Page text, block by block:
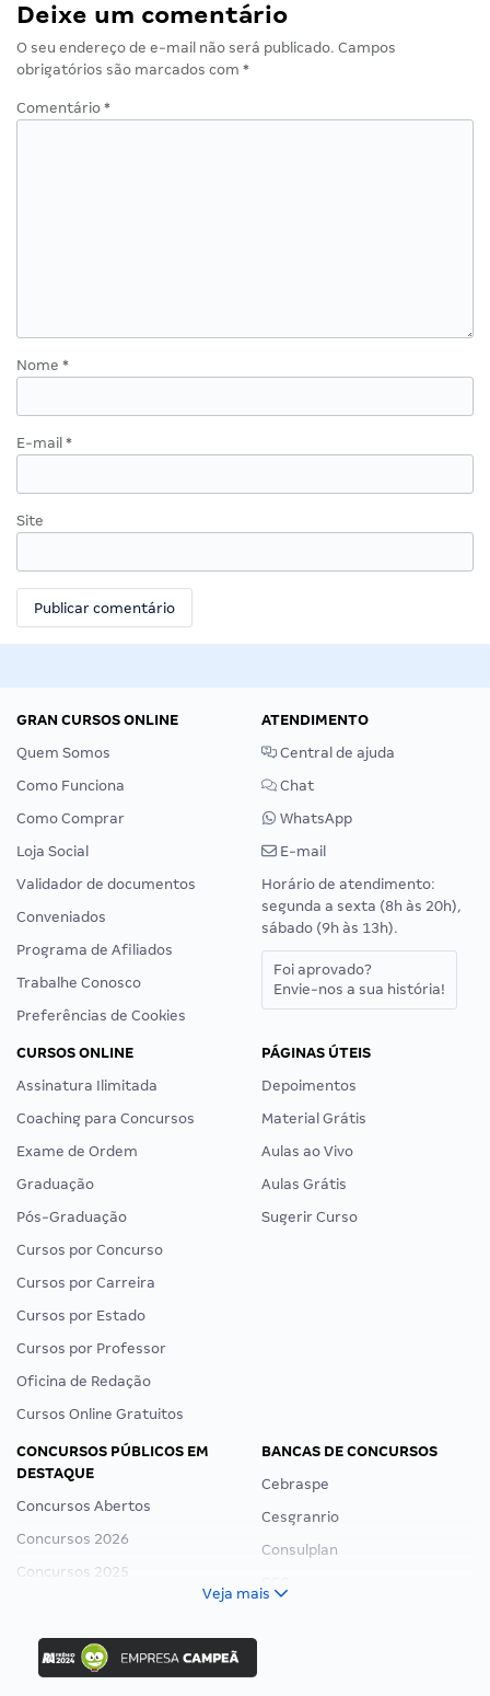
Deixe um comentário
O seu endereço de e-mail não será publicado. Campos
obrigatórios são marcados com *
Comentário *
Nome *
E-mail *
Site
GRAN CURSOS ONLINE
Quem Somos
Como Funciona
Como Comprar
Loja Social
Validador de documentos
Conveniados
Programa de Afiliados
Trabalhe Conosco
Preferências de Cookies
ATENDIMENTO
Central de ajuda
Chat
WhatsApp
E-mail
Horário de atendimento:
segunda a sexta (8h às 20h),
sábado (9h às 13h).
Foi aprovado?
Envie-nos a sua história!
CURSOS ONLINE
Assinatura Ilimitada
Coaching para Concursos
Exame de Ordem
Graduação
Pós-Graduação
Cursos por Concurso
Cursos por Carreira
Cursos por Estado
Cursos por Professor
Oficina de Redação
Cursos Online Gratuitos
PÁGINAS ÚTEIS
Depoimentos
Material Grátis
Aulas ao Vivo
Aulas Grátis
Sugerir Curso
CONCURSOS PÚBLICOS EM
DESTAQUE
Concursos Abertos
Concursos 2026
Concursos 2025
Concurso Ibama
Concurso MPU
BANCAS DE CONCURSOS
Cebraspe
Cesgranrio
Consulplan
Veja mais